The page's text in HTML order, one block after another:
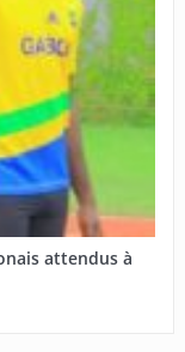
attendus à